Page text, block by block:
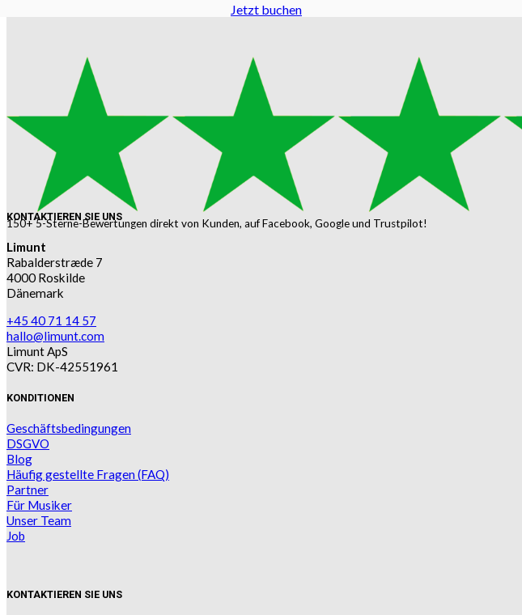
Jetzt buchen
150+ 5-Sterne-Bewertungen direkt von Kunden, auf Facebook, Google und Trustpilot!
KONTAKTIEREN SIE UNS
Limunt
Rabalderstræde 7
4000 Roskilde
Dänemark
+45 40 71 14 57
hallo@limunt.com
Limunt ApS
CVR: DK-42551961
KONDITIONEN
Geschäftsbedingungen
DSGVO
Blog
Häufig gestellte Fragen (FAQ)
Partner
Für Musiker
Unser Team
Job
KONTAKTIEREN SIE UNS